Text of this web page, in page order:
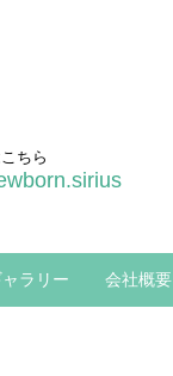
ちら
ラリー 会社概要